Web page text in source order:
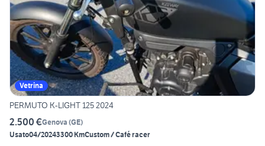
Vetrina
PERMUTO K-LIGHT 125 2024
2.500 €Genova (GE)
Usato04/20243300 KmCustom / Café racer